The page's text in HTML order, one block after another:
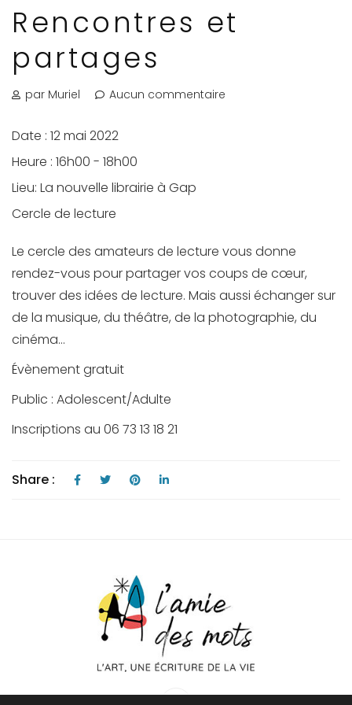
Rencontres et
partages
par Muriel Aucun commentaire
Date : 12 mai 2022
Heure : 16h00 - 18h00
Lieu: La nouvelle librairie à Gap
Cercle de lecture
Le cercle des amateurs de lecture vous donne
rendez-vous pour partager vos coups de cœur,
trouver des idées de lecture. Mais aussi échanger sur
de la musique, du théâtre, de la photographie, du
cinéma…
Évènement gratuit
Public : Adolescent/Adulte
Inscriptions au 06 73 13 18 21
Share :